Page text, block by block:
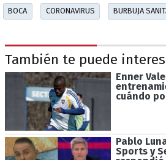
BOCA CORONAVIRUS BURBUJA
También te puede
Enner
cuándo
Pablo
Sports y